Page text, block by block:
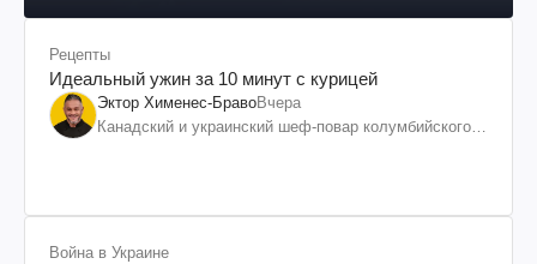
Рецепты
Идеальный ужин за 10 минут с курицей
Эктор Хименес-БравоВчера
Канадский и украинский шеф-повар колумбийского
Война в Украине